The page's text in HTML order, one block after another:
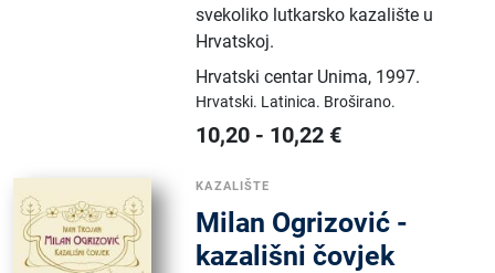
svekoliko lutkarsko kazalište u
Hrvatskoj.
Hrvatski centar Unima, 1997.
Hrvatski. Latinica. Broširano.
10,20 - 10,22 €
KAZALIŠTE
Milan Ogrizović -
kazališni čovjek